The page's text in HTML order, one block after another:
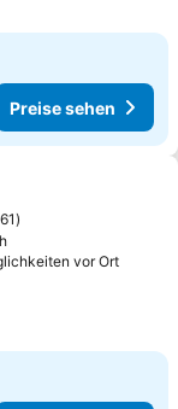
Preise sehen
hinzufügen
vor Ort